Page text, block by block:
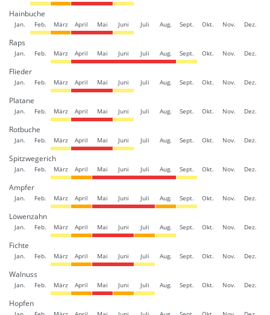
Hainbuche
Jan. Feb. März April Mai Juni Juli Aug. Sept. Okt. Nov. Dez.
Raps
Jan. Feb. März April Mai Juni Juli Aug. Sept. Okt. Nov. Dez.
Flieder
Jan. Feb. März April Mai Juni Juli Aug. Sept. Okt. Nov. Dez.
Platane
Jan. Feb. März April Mai Juni Juli Aug. Sept. Okt. Nov. Dez.
Rotbuche
Jan. Feb. März April Mai Juni Juli Aug. Sept. Okt. Nov. Dez.
Spitzwegerich
Jan. Feb. März April Mai Juni Juli Aug. Sept. Okt. Nov. Dez.
Ampfer
Jan. Feb. März April Mai Juni Juli Aug. Sept. Okt. Nov. Dez.
Löwenzahn
Jan. Feb. März April Mai Juni Juli Aug. Sept. Okt. Nov. Dez.
Fichte
Jan. Feb. März April Mai Juni Juli Aug. Sept. Okt. Nov. Dez.
Walnuss
Jan. Feb. März April Mai Juni Juli Aug. Sept. Okt. Nov. Dez.
Hopfen